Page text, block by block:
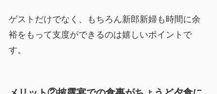
ゲストだけでなく、もちろん新郎新婦も時間に余
裕をもって支度ができるのは嬉しいポイントで
す。